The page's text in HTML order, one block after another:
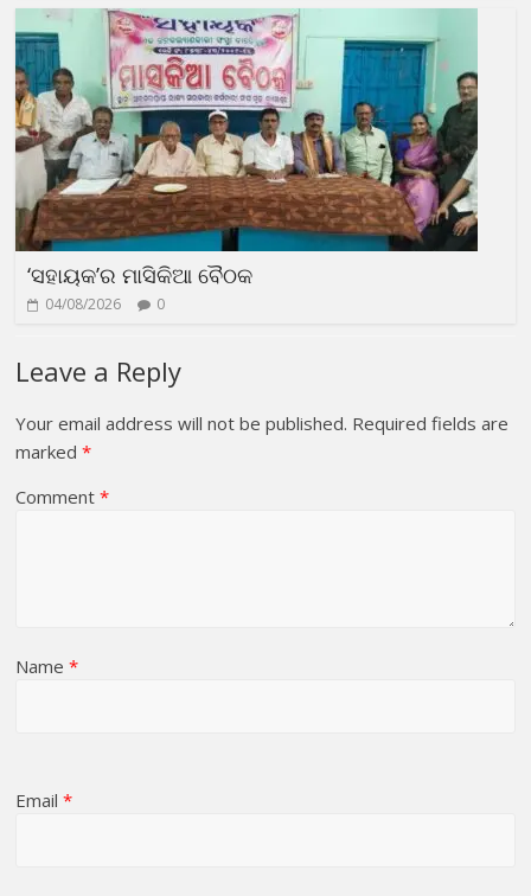
‘ସହାୟକ’ର ମାସିକିଆ ବୈଠକ
04/08/2026 0
Leave a Reply
Your email address will not be published. Required fields are
marked*
Comment*
Name*
Email*